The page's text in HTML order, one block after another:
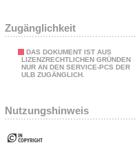
Zugänglichkeit
DAS DOKUMENT IST AUS
LIZENZRECHTLICHEN GRÜNDEN
NUR AN DEN SERVICE-PCS DER
ULB ZUGÄNGLICH.
Nutzungshinweis